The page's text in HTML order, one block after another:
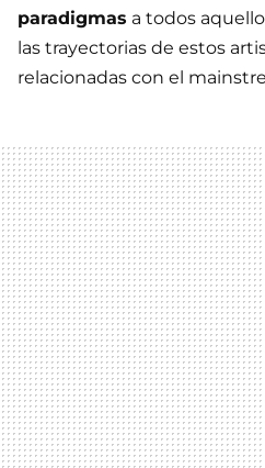
paradigmas a todos
las trayectorias de estos
relacionadas con el